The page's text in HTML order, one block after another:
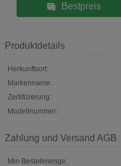
Bestpreis
Produktdetails
Herkunftsort:
Markenname:
Zertifizierung:
Modellnummer:
Zahlung und Versand AGB
Min Bestellmenge: